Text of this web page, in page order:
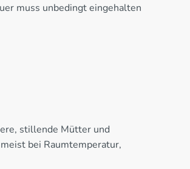
muss unbedingt eingehalten
stillende Mütter und
bei Raumtemperatur,